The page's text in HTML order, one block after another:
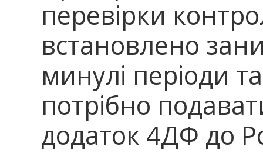
перевірки
встановлено
минулі періоди
потрібно
додаток 4ДФ до